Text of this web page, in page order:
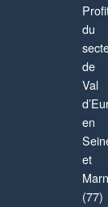
du
de
Val
en
et
(77)